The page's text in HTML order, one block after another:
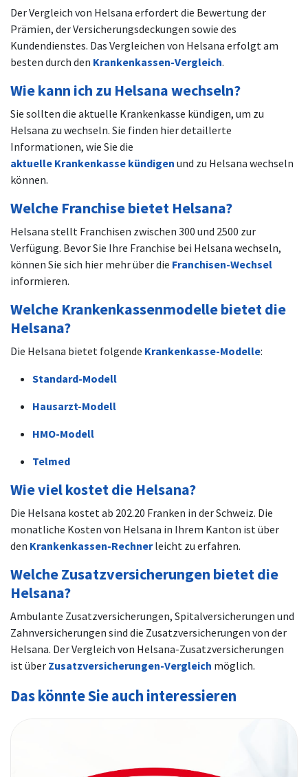
Der Vergleich von Helsana erfordert die Bewertung der
Prämien, der Versicherungsdeckungen sowie des
Kundendienstes. Das Vergleichen von Helsana erfolgt am
besten durch den Krankenkassen-Vergleich.
Wie kann ich zu Helsana wechseln?
Sie sollten die aktuelle Krankenkasse kündigen, um zu
Helsana zu wechseln. Sie finden hier detaillerte
Informationen, wie Sie die
aktuelle Krankenkasse kündigen und zu Helsana wechseln
können.
Welche Franchise bietet Helsana?
Helsana stellt Franchisen zwischen 300 und 2500 zur
Verfügung. Bevor Sie Ihre Franchise bei Helsana wechseln,
können Sie sich hier mehr über die Franchisen-Wechsel
informieren.
Welche Krankenkassenmodelle bietet die
Helsana?
Die Helsana bietet folgende Krankenkasse-Modelle:
Standard-Modell
Hausarzt-Modell
HMO-Modell
Telmed
Wie viel kostet die Helsana?
Die Helsana kostet ab 202.20 Franken in der Schweiz. Die
monatliche Kosten von Helsana in Ihrem Kanton ist über
den Krankenkassen-Rechnerleicht zu erfahren.
Welche Zusatzversicherungen bietet die
Helsana?
Ambulante Zusatzversicherungen, Spitalversicherungen und
Zahnversicherungen sind die Zusatzversicherungen von der
Helsana. Der Vergleich von Helsana-Zusatzversicherungen
ist über Zusatzversicherungen-Vergleich möglich.
Das könnte Sie auch interessieren